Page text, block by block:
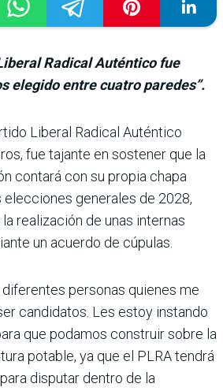
Radical Auténtico fue
elegido entre cuatro paredes”.
Liberal Radical Auténtico
fue tajante en sostener que la
contará con su propia chapa
generales de 2028,
realización de unas internas
un acuerdo de cúpulas.
diferen­tes personas quienes me
candida­tos. Les estoy instando
que poda­mos construir sobre la
potable, ya que el PLRA tendrá
disputar dentro de la